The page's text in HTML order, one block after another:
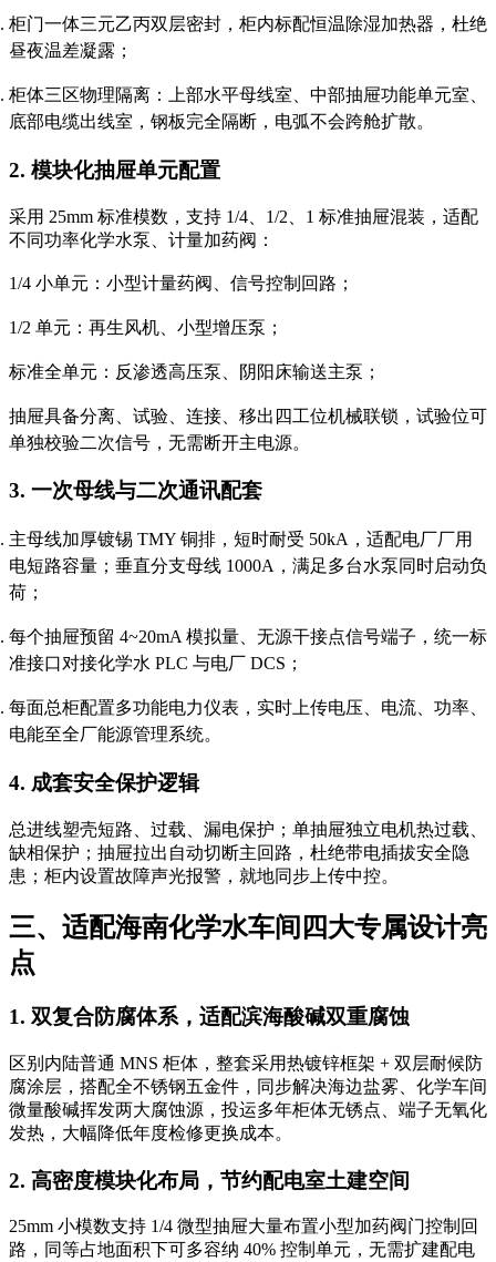
柜门一体三元乙丙双层密封，柜内标配恒温除湿加热器，杜绝
昼夜温差凝露；
柜体三区物理隔离：上部水平母线室、中部抽屉功能单元室、
底部电缆出线室，钢板完全隔断，电弧不会跨舱扩散。
2. 模块化抽屉单元配置
采用 25mm 标准模数，支持 1/4、1/2、1 标准抽屉混装，适配
不同功率化学水泵、计量加药阀：
1/4 小单元：小型计量药阀、信号控制回路；
1/2 单元：再生风机、小型增压泵；
标准全单元：反渗透高压泵、阴阳床输送主泵；
抽屉具备分离、试验、连接、移出四工位机械联锁，试验位可
单独校验二次信号，无需断开主电源。
3. 一次母线与二次通讯配套
主母线加厚镀锡 TMY 铜排，短时耐受 50kA，适配电厂厂用
电短路容量；垂直分支母线 1000A，满足多台水泵同时启动负
荷；
每个抽屉预留 4~20mA 模拟量、无源干接点信号端子，统一标
准接口对接化学水 PLC 与电厂 DCS；
每面总柜配置多功能电力仪表，实时上传电压、电流、功率、
电能至全厂能源管理系统。
4. 成套安全保护逻辑
总进线塑壳短路、过载、漏电保护；单抽屉独立电机热过载、
缺相保护；抽屉拉出自动切断主回路，杜绝带电插拔安全隐
患；柜内设置故障声光报警，就地同步上传中控。
三、适配海南化学水车间四大专属设计亮
点
1. 双复合防腐体系，适配滨海酸碱双重腐蚀
区别内陆普通 MNS 柜体，整套采用热镀锌框架 + 双层耐候防
腐涂层，搭配全不锈钢五金件，同步解决海边盐雾、化学车间
微量酸碱挥发两大腐蚀源，投运多年柜体无锈点、端子无氧化
发热，大幅降低年度检修更换成本。
2. 高密度模块化布局，节约配电室土建空间
25mm 小模数支持 1/4 微型抽屉大量布置小型加药阀门控制回
路，同等占地面积下可多容纳 40% 控制单元，无需扩建配电